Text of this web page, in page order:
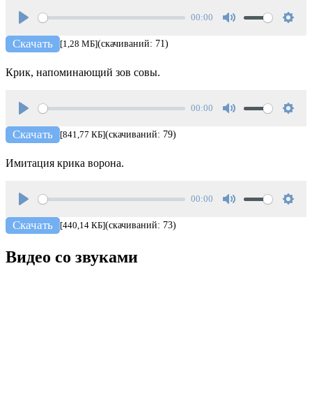
Play
00:00
Скачать [1,28 МБ](скачиваний: 71)
Крик, напоминающий зов совы.
Play
00:00
Скачать [841,77 КБ](скачиваний: 79)
Имитация крика ворона.
Play
00:00
Скачать [440,14 КБ](скачиваний: 73)
Видео со звуками